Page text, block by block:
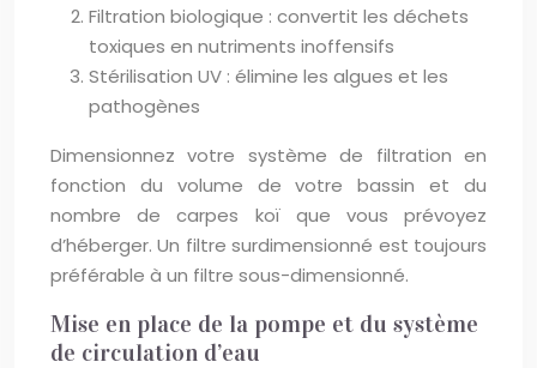
Filtration biologique : convertit les déchets
toxiques en nutriments inoffensifs
Stérilisation UV : élimine les algues et les
pathogènes
Dimensionnez votre système de filtration en
fonction du volume de votre bassin et du
nombre de carpes koï que vous prévoyez
d’héberger. Un filtre surdimensionné est toujours
préférable à un filtre sous-dimensionné.
Mise en place de la pompe et du système
de circulation d’eau